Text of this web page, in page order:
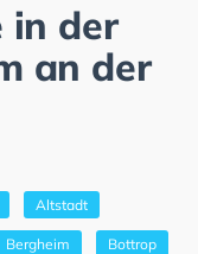
in der
an der
Altstadt
Bergheim Bottrop